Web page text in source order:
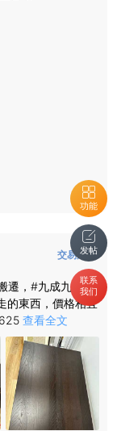
功能
发帖
联系
我们
交易汇总
版
遷，#九成九新，
的東西，價格相宜
查看全文